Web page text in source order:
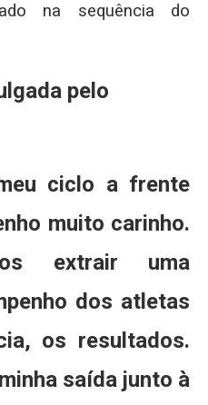
na sequência do
pelo
ciclo a frente
muito carinho.
extrair uma
dos atletas
os resultados.
saída junto à